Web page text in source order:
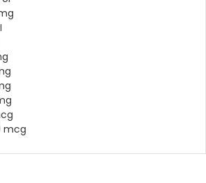
mcg